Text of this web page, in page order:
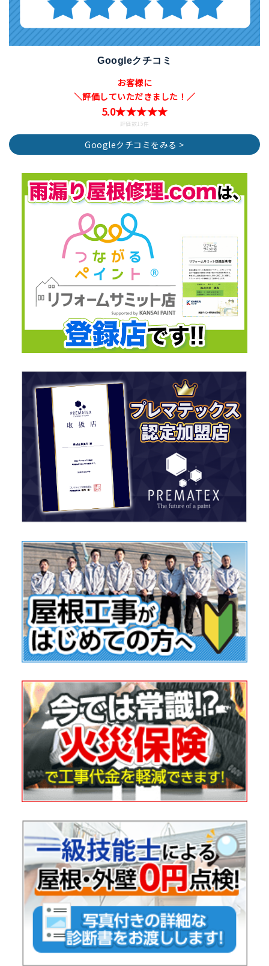
Googleクチコミ
お客様に
＼評価していただきました！／
5.0★★★★★
評価数15件
Googleクチコミをみる >